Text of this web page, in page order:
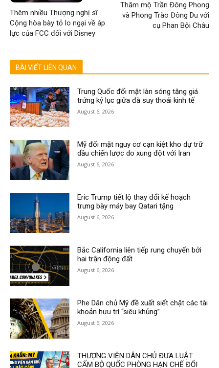
Thêm nhiều Thượng nghị sĩ
Cộng hòa bày tỏ lo ngại về áp
lực của FCC đối với Disney
Thăm mộ Trần Đông Phong
và Phong Trào Đông Du với
cụ Phan Bội Châu
BÀI VIẾT LIÊN QUAN
Trung Quốc đối mặt làn sóng tăng giá
trứng kỷ lục giữa đà suy thoái kinh tế
August 6, 2026
Mỹ đối mặt nguy cơ cạn kiệt kho dự trữ
dầu chiến lược do xung đột với Iran
August 6, 2026
Eric Trump tiết lộ thay đổi kế hoạch
trưng bày máy bay Qatari tặng
August 6, 2026
Bắc California liên tiếp rung chuyển bởi
hai trận động đất
August 6, 2026
Phe Dân chủ Mỹ đề xuất siết chặt các tài
khoản hưu trí “siêu khủng”
August 6, 2026
THƯỢNG VIỆN DÂN CHỦ ĐƯA LUẬT
CẤM BỘ QUỐC PHÒNG HẠN CHẾ ĐỐI